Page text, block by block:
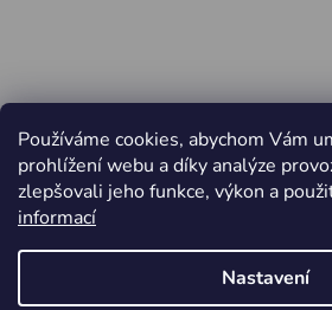
Používáme cookies, abychom Vám
prohlížení webu a díky analýze
zlepšovali jeho funkce, výkon a
informací
Nastavení